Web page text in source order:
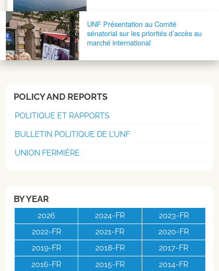
UNF Présentation au Comité
sénatorial sur les priorités d’accès au
marché international
POLICY AND REPORTS
POLITIQUE ET RAPPORTS
BULLETIN POLITIQUE DE L'UNF
UNION FERMIÈRE
BY YEAR
2026 2024-FR
2023-FR
2022-FR
2021-FR
2020-FR
2019-FR
2018-FR
2017-FR
2016-FR
2015-FR
2014-FR